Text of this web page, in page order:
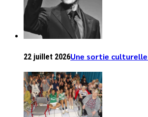
22 juillet 2026Une sortie